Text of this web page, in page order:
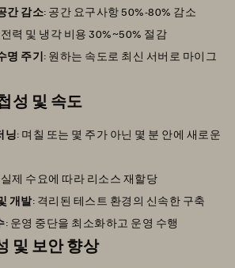
간 감소: 공간 요구사항 50%-80% 감소
전력 및 냉각 비용 30%~50% 절감
명 주기: 원하는 속도로 최신 서버로 마이그
성 및 속도
닝: 며칠 또는 몇 주가 아닌 몇 분 안에 새로운
제 수요에 따라 리소스 재할당
개발: 격리된 테스트 환경의 신속한 구축
: 운영 중단을 최소화하고 운영 수행
및 보안 향상